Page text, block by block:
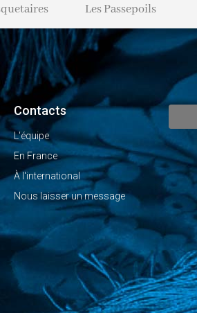
Les Passepoils
Contacts
L'équipe
En France
À l'international
Nous laisser un message